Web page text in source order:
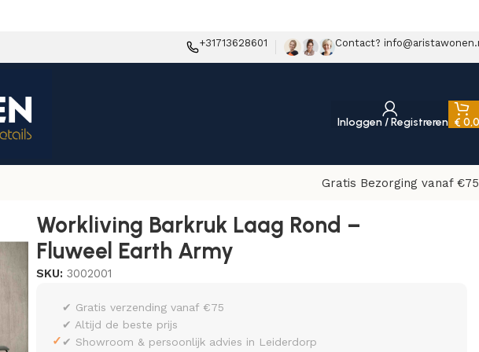
+31713628601 Contact?
Inloggen / Registreren €
Gratis Bezorging vanaf
Workliving Barkruk Laag Rond –
Fluweel Earth Army
SKU:3002001
✓
✔ Gratis verzending vanaf €75
✔ Altijd de beste prijs
✔ Showroom & persoonlijk advies in Leiderdorp